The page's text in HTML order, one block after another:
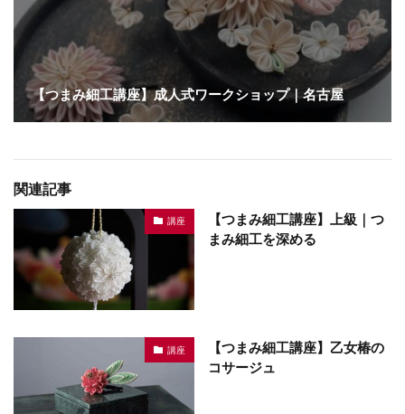
【つまみ細工講座】成人式ワークショップ｜名古屋
関連記事
講座
【つまみ細工講座】上級｜つ
まみ細工を深める
講座
【つまみ細工講座】乙女椿の
コサージュ